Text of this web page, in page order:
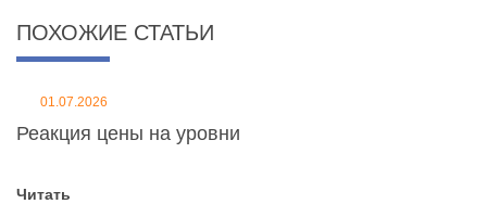
ПОХОЖИЕ СТАТЬИ
01.07.2026
Реакция цены на уровни
Читать